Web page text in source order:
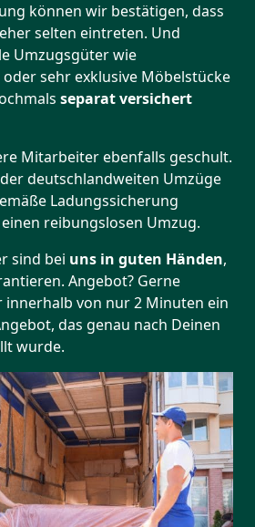
können wir bestätigen, dass
selten eintreten. Und
Umzugsgüter wie
sehr exklusive Möbelstücke
separat versichert
Mitarbeiter ebenfalls geschult.
deutschlandweiten Umzüge
Ladungssicherung
reibungslosen Umzug.
sind bei uns in guten Händen,
Angebot? Gerne
innerhalb von nur 2 Minuten ein
das genau nach Deinen
wurde.